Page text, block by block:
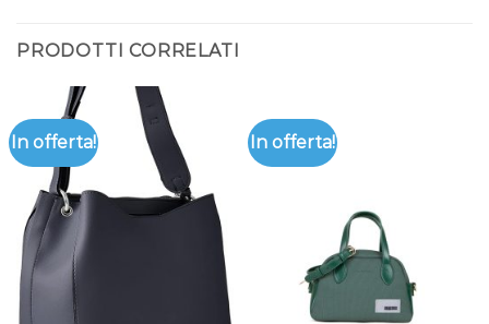
PRODOTTI CORRELATI
In offerta! In offerta!